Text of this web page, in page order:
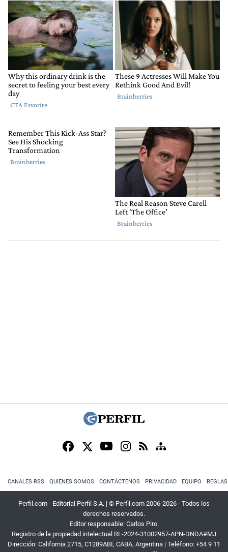
CANALES RSS QUIENES SOMOS CONTÁCTENOS PRIVACIDAD EQUIPO
Perfil.com - Editorial Perfil S.A. | © Perfil.com 2006-2026 - Todos los
derechos reservados.
Editor responsable: Carlos Piro.
Registro de la propiedad intelectual RL-2024-31002957-APN-DNDA#MJ
Dirección: California 2715, C1289ABI, CABA, Argentina | Teléfono: +54 9 11